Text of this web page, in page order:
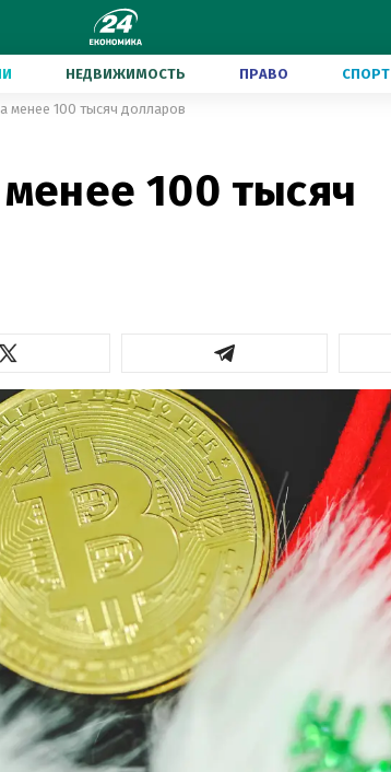
НЕДВИЖИМОСТЬ ПРАВО СПОРТ
менее 100 тысяч долларов
100 тысяч